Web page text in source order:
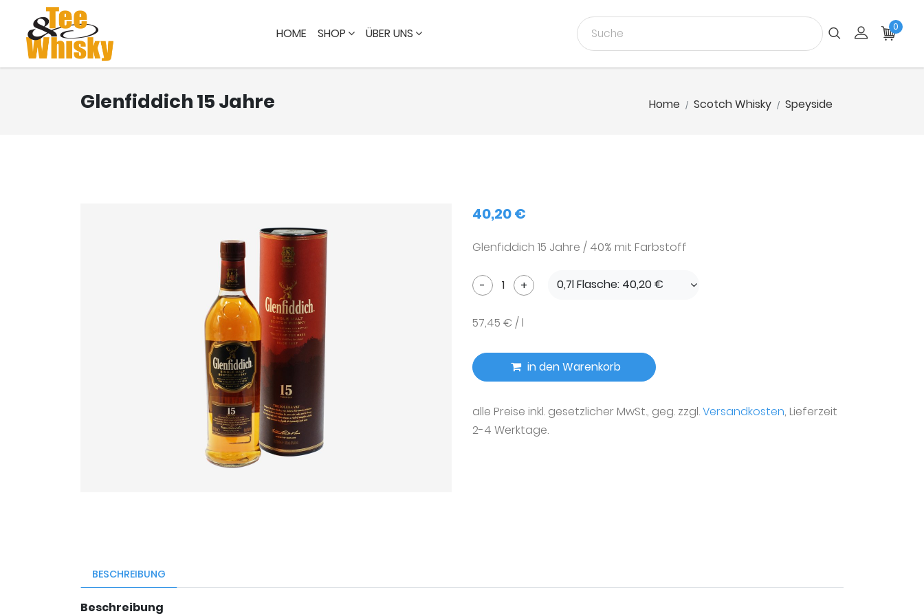
HOME SHOP ÜBER UNS 0
Glenfiddich 15 Jahre Home Scotch Whisky Speyside
40,20 €
Glenfiddich 15 Jahre / 40% mit Farbstoff
- + 0,7l Flasche: 40,20 €
57,45 € / l
in den Warenkorb
alle Preise inkl. gesetzlicher MwSt., geg. zzgl.Versandkosten, Lieferzeit
2-4 Werktage.
BESCHREIBUNG
Beschreibung